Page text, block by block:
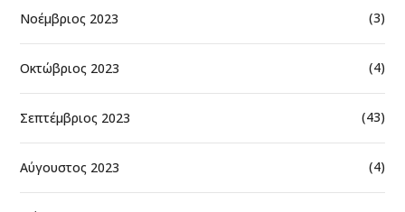
Νοέμβριος 2023 (3)
Οκτώβριος 2023 (4)
Σεπτέμβριος 2023 (43)
Αύγουστος 2023 (4)